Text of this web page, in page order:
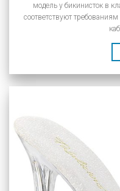
модель у бикинисток в
соответствуют